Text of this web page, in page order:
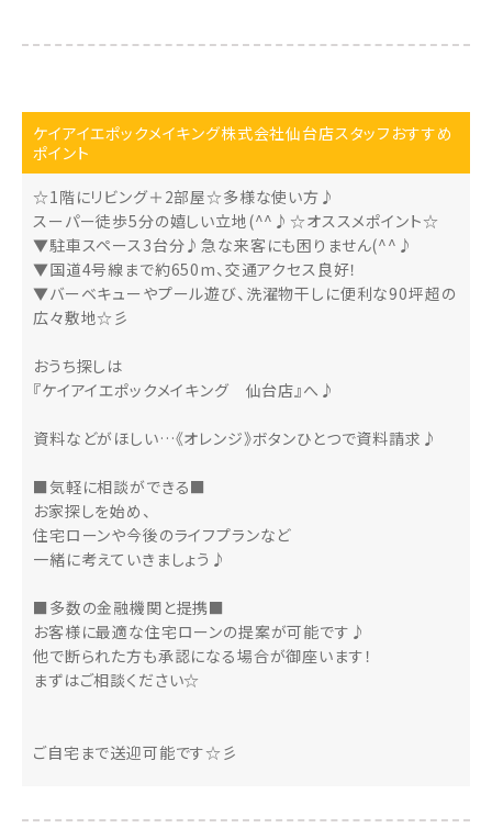
ケイアイエポックメイキング株式会社仙台店スタッフおすすめ
ポイント
☆1階にリビング＋2部屋☆多様な使い方♪
スーパー徒歩5分の嬉しい立地(^^♪☆オススメポイント☆
▼駐車スペース3台分♪急な来客にも困りません(^^♪
▼国道4号線まで約650m、交通アクセス良好！
▼バーベキューやプール遊び、洗濯物干しに便利な90坪超の
広々敷地☆彡
おうち探しは
『ケイアイエポックメイキング 仙台店』へ♪
資料などがほしい…《オレンジ》ボタンひとつで資料請求♪
■気軽に相談ができる■
お家探しを始め、
住宅ローンや今後のライフプランなど
一緒に考えていきましょう♪
■多数の金融機関と提携■
お客様に最適な住宅ローンの提案が可能です♪
他で断られた方も承認になる場合が御座います！
まずはご相談ください☆
ご自宅まで送迎可能です☆彡